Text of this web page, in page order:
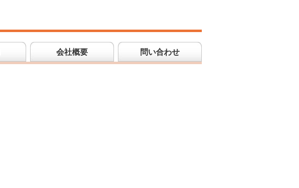
会社概要 問い合わせ